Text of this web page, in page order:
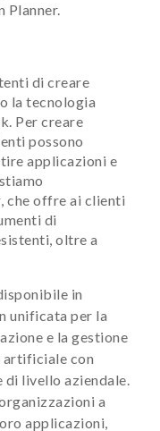
Planner.
di creare
la tecnologia
Per creare
possono
applicazioni e
, che offre ai clienti
di
oltre a
in
unificata per la
e la gestione
artificiale con
livello aziendale.
a
applicazioni,